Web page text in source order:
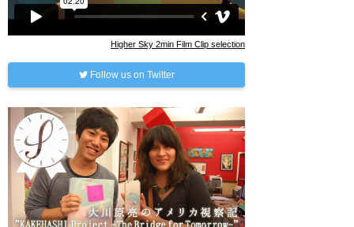
Higher Sky 2min Film Clip selection
Follow us on Twitter